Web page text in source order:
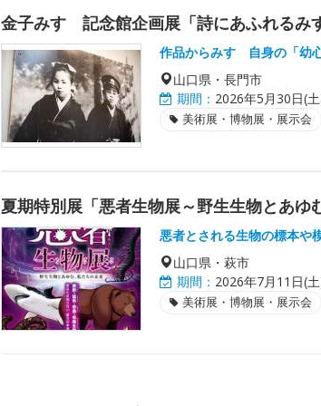
金子みすゞ記念館企画展「詩にあふれるみ
作品からみすゞ自身の「幼
山口県・長門市
期間： 2026年5月30日(
美術展・博物展・展示会
夏期特別展「悪者生物展～野生生物とあゆ
悪者とされる生物の標本や
山口県・萩市
期間： 2026年7月11日(
美術展・博物展・展示会